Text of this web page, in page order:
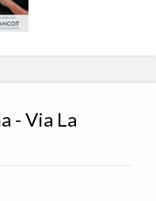
- Via La